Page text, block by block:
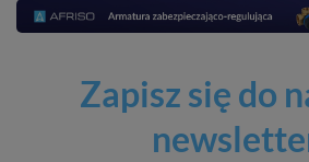
Zapisz się do